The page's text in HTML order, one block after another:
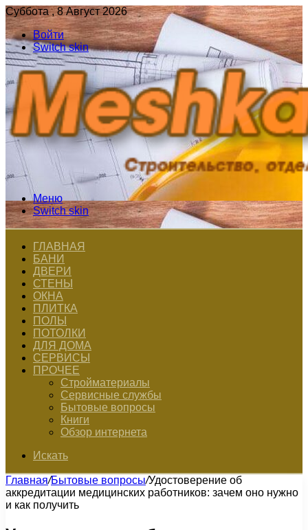
Суббота , 8 Август 2026
Войти
Switch skin
Меню
Switch skin
ГЛАВНАЯ
БАНИ
ДВЕРИ
СТЕНЫ
ОКНА
ПЛИТКА
ПОЛЫ
ПОТОЛКИ
ДЛЯ ДОМА
СЕРВИСЫ
ПРОЧЕЕ
Стройматериалы
Сервисные службы
Бытовые вопросы
Книги
Обзор интернета
Искать
Главная/Бытовые вопросы/Удостоверение об
аккредитации медицинских работников: зачем оно нужно
и как получить